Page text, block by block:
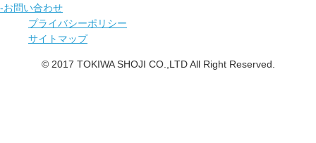
-お問い合わせ
プライバシーポリシー
サイトマップ
© 2017 TOKIWA SHOJI CO.,LTD All Right Reserved.